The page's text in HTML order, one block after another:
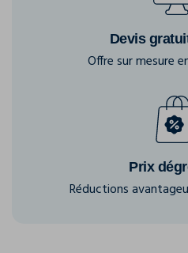
Devis
Offre sur mesure
Prix
Réductions